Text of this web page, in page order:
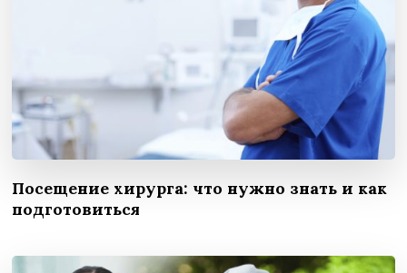
Посещение хирурга: что нужно знать и как
подготовиться